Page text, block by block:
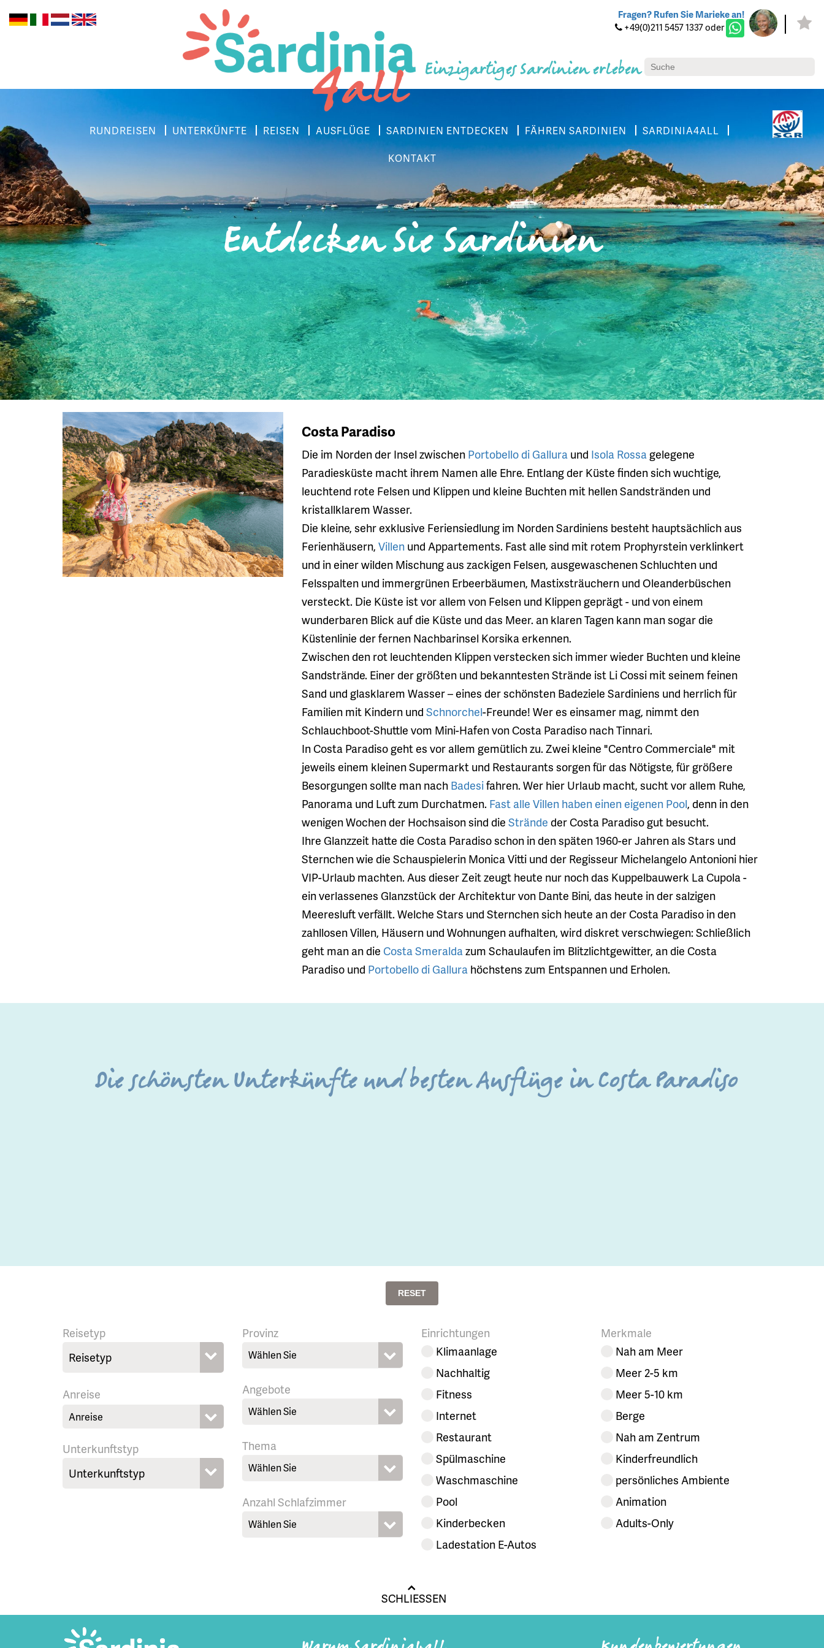
Fragen? Rufen Sie Marieke an!
+49(0)211 5457 1337 oder
Einzigartiges Sardinien erleben
RUNDREISEN UNTERKÜNFTE REISEN AUSFLÜGE SARDINIEN ENTDECKEN FÄHREN SARDINIEN
SARDINIA4ALL
KONTAKT
Entdecken Sie Sardinien
Costa Paradiso
Die im Norden der Insel zwischen Portobello di Gallura und Isola Rossa gelegene
Paradiesküste macht ihrem Namen alle Ehre. Entlang der Küste finden sich wuchtige,
leuchtend rote Felsen und Klippen und kleine Buchten mit hellen Sandstränden und
kristallklarem Wasser.
Die kleine, sehr exklusive Feriensiedlung im Norden Sardiniens besteht hauptsächlich aus
Ferienhäusern, Villen und Appartements. Fast alle sind mit rotem Prophyrstein verklinkert
und in einer wilden Mischung aus zackigen Felsen, ausgewaschenen Schluchten und
Felsspalten und immergrünen Erbeerbäumen, Mastixsträuchern und Oleanderbüschen
versteckt. Die Küste ist vor allem von Felsen und Klippen geprägt - und von einem
wunderbaren Blick auf die Küste und das Meer. an klaren Tagen kann man sogar die
Küstenlinie der fernen Nachbarinsel Korsika erkennen.
Zwischen den rot leuchtenden Klippen verstecken sich immer wieder Buchten und kleine
Sandstrände. Einer der größten und bekanntesten Strände ist Li Cossi mit seinem feinen
Sand und glasklarem Wasser – eines der schönsten Badeziele Sardiniens und herrlich für
Familien mit Kindern und Schnorchel-Freunde! Wer es einsamer mag, nimmt den
Schlauchboot-Shuttle vom Mini-Hafen von Costa Paradiso nach Tinnari.
In Costa Paradiso geht es vor allem gemütlich zu. Zwei kleine "Centro Commerciale" mit
jeweils einem kleinen Supermarkt und Restaurants sorgen für das Nötigste, für größere
Besorgungen sollte man nach Badesifahren. Wer hier Urlaub macht, sucht vor allem Ruhe,
Panorama und Luft zum Durchatmen. Fast alle Villen haben einen eigenen Pool, denn in den
wenigen Wochen der Hochsaison sind die Strände der Costa Paradiso gut besucht.
Ihre Glanzzeit hatte die Costa Paradiso schon in den späten 1960-er Jahren als Stars und
Sternchen wie die Schauspielerin Monica Vitti und der Regisseur Michelangelo Antonioni hier
VIP-Urlaub machten. Aus dieser Zeit zeugt heute nur noch das Kuppelbauwerk La Cupola -
ein verlassenes Glanzstück der Architektur von Dante Bini, das heute in der salzigen
Meeresluft verfällt. Welche Stars und Sternchen sich heute an der Costa Paradiso in den
zahllosen Villen, Häusern und Wohnungen aufhalten, wird diskret verschwiegen: Schließlich
geht man an die Costa Smeraldazum Schaulaufen im Blitzlichtgewitter, an die Costa
Paradiso und Portobello di Gallura höchstens zum Entspannen und Erholen.
Die schönsten Unterkünfte und besten Ausflüge in Costa Paradiso
RESET
Reisetyp
Anreise
Unterkunftstyp
Provinz
Wählen Sie
Angebote
Wählen Sie
Thema
Wählen Sie
Anzahl Schlafzimmer
Wählen Sie
Einrichtungen
Klimaanlage
Nachhaltig
Fitness
Internet
Restaurant
Spülmaschine
Waschmaschine
Pool
Kinderbecken
Ladestation E-Autos
Merkmale
Nah am Meer
Meer 2-5 km
Meer 5-10 km
Berge
Nah am Zentrum
Kinderfreundlich
persönliches Ambiente
Animation
Adults-Only
SCHLIESSEN